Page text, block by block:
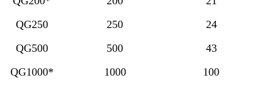
QG250
250
24
QG500
500
43
QG1000*
1000
100